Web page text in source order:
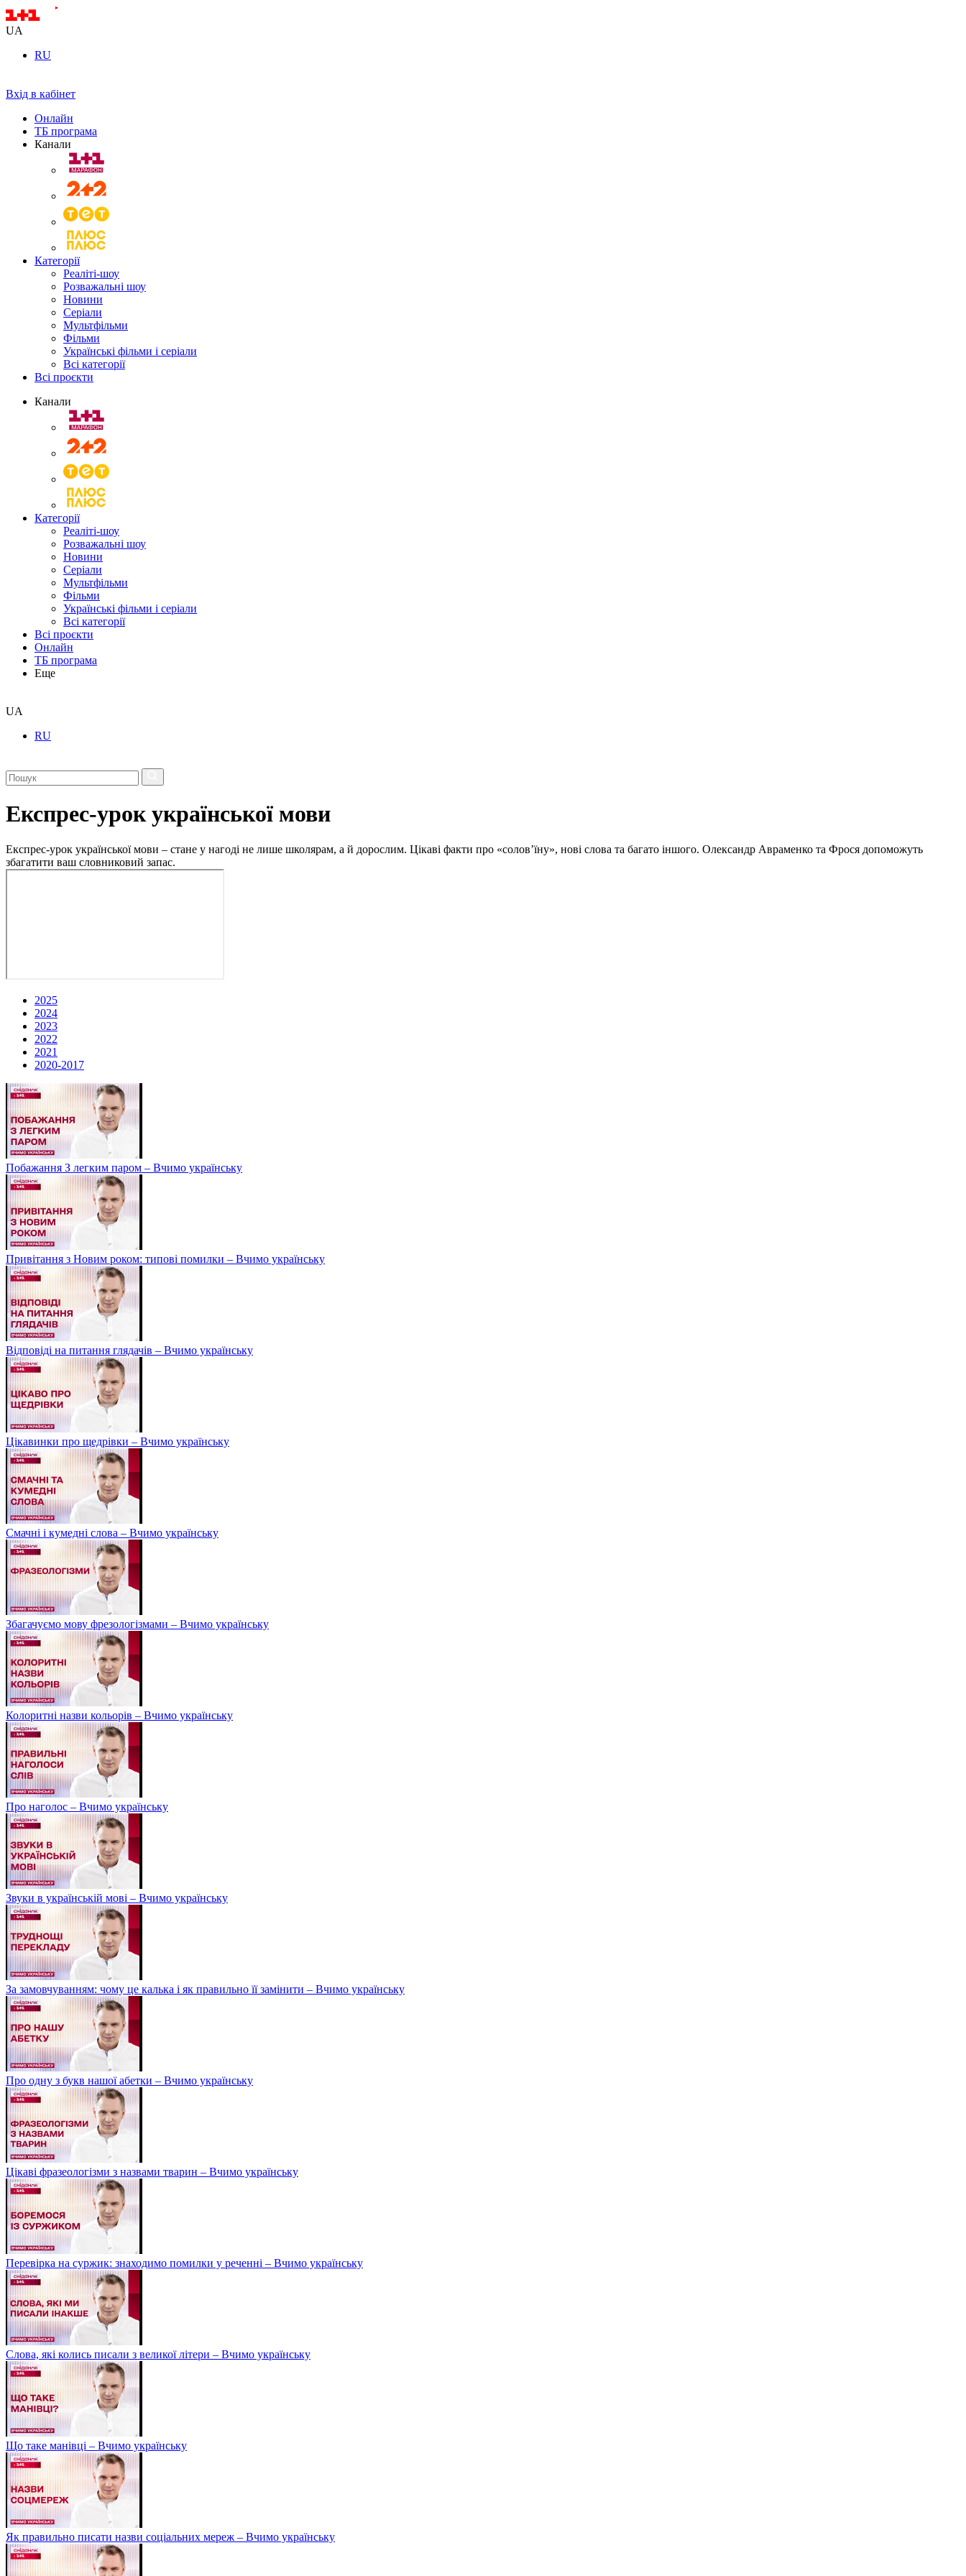
UA
RU
Вхід в кабінет
Онлайн
ТБ програма
Канали
Категорії
Реаліті-шоу
Розважальні шоу
Новини
Серіали
Мультфільми
Фільми
Українські фільми і серіали
Всі категорії
Всі проєкти
Канали
Категорії
Реаліті-шоу
Розважальні шоу
Новини
Серіали
Мультфільми
Фільми
Українські фільми і серіали
Всі категорії
Всі проєкти
Онлайн
ТБ програма
Еще
UA
RU
Експрес-урок української мови
Експрес-урок української мови – стане у нагоді не лише школярам, а й дорослим. Цікаві факти про «солов’їну», нові слова та багато іншого. Олександр Авраменко та Фрося допоможуть
збагатити ваш словниковий запас.
2025
2024
2023
2022
2021
2020-2017
Побажання З легким паром – Вчимо українську
Привітання з Новим роком: типові помилки – Вчимо українську
Відповіді на питання глядачів – Вчимо українську
Цікавинки про щедрівки – Вчимо українську
Смачні і кумедні слова – Вчимо українську
Збагачуємо мову фрезологізмами – Вчимо українську
Колоритні назви кольорів – Вчимо українську
Про наголос – Вчимо українську
Звуки в українській мові – Вчимо українську
За замовчуванням: чому це калька і як правильно її замінити – Вчимо українську
Про одну з букв нашої абетки – Вчимо українську
Цікаві фразеологізми з назвами тварин – Вчимо українську
Перевірка на суржик: знаходимо помилки у реченні – Вчимо українську
Слова, які колись писали з великої літери – Вчимо українську
Що таке манівці – Вчимо українську
Як правильно писати назви соціальних мереж – Вчимо українську